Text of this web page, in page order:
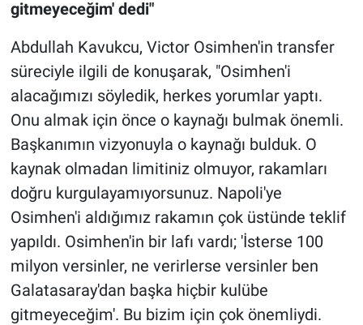
gitmeyeceğim' dedi"
Abdullah Kavukcu, Victor Osimhen'in transfer
süreciyle ilgili de konuşarak, "Osimhen'i
alacağımızı söyledik, herkes yorumlar yaptı.
Onu almak için önce o kaynağı bulmak önemli.
Başkanımın vizyonuyla o kaynağı bulduk. O
kaynak olmadan limitiniz olmuyor, rakamları
doğru kurgulayamıyorsunuz. Napoli'ye
Osimhen'i aldığımız rakamın çok üstünde teklif
yapıldı. Osimhen'in bir lafı vardı; 'İsterse 100
milyon versinler, ne verirlerse versinler ben
Galatasaray'dan başka hiçbir kulübe
gitmeyeceğim'. Bu bizim için çok önemliydi.